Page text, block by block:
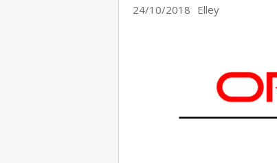
24/10/2018 Elley